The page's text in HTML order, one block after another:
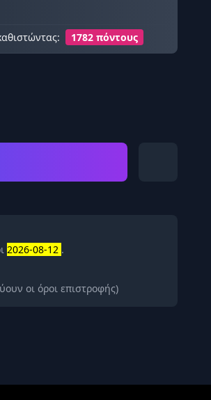
1782 πόντους
2026-08-12 .
οι όροι επιστροφής)